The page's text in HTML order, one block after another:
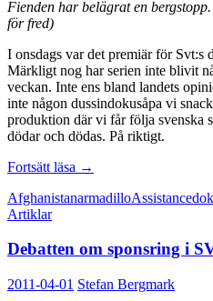
Fienden har belägrat en
för fred)
I onsdags var det premiär för Svt:s
Märkligt nog har serien inte blivit
veckan. Inte ens bland landets
inte någon dussindokusåpa vi
produktion där vi får följa svenska
dödar och dödas. På riktigt.
Fortsätt läsa Tv-
punkterar
→
AfghanistanarmadilloAssistance
Artiklar
Debatten om sponsring i
2011-04-01 Stefan Bergmark